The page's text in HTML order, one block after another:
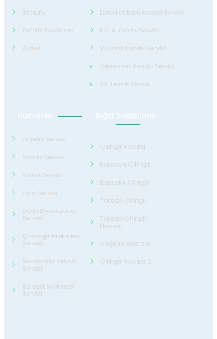
İletişim
Gizlilik Politikası
Galeri
Demirdöküm Kombi Servisi
E.C.A Kombi Servisi
Valiant Kombi Servisi
Viessman Kombi Servisi
24 Teknik Servis
Hizmetler
Arçelik Servisi
Kombi Servisi
Klima Servisi
Fırın Servisi
Derin Dondurucu
Servisi
Çamaşır Makinesi
Servisi
Buzdolabı Teknik
Servisi
Bulaşık Makinesi
Servisi
Diğer Sitelerimiz
Çilingir Hocası
Bornova Çilingir
Bayraklı Çilingir
Torbalı Çilingir
Torbalı Çilingir
Hocası
Coşkun Anahtar
Çilingir Hocası 2